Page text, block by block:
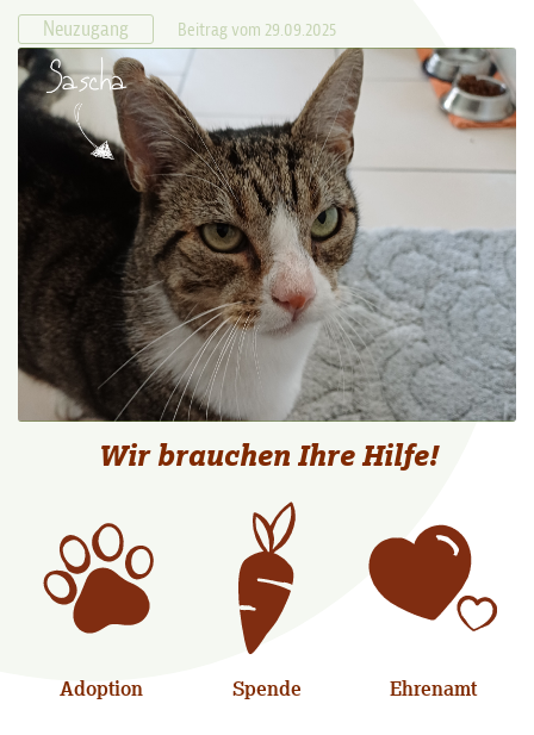
Neuzugang
Beitrag vom 29.09.2025
Wir brauchen Ihre Hilfe!
Adoption Spende Ehrenamt